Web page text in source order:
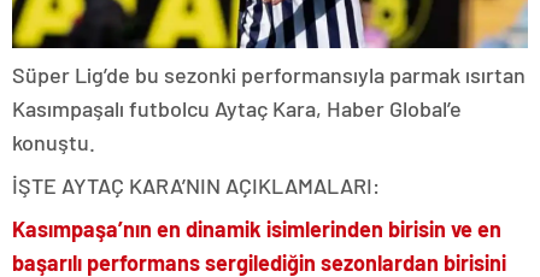
Süper Lig’de bu sezonki performansıyla parmak ısırtan
Kasımpaşalı futbolcu Aytaç Kara, Haber Global’e
konuştu.
İŞTE AYTAÇ KARA’NIN AÇIKLAMALARI:
Kasımpaşa’nın en dinamik isimlerinden birisin ve en
başarılı performans sergilediğin sezonlardan birisini